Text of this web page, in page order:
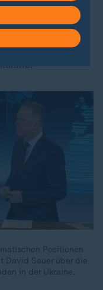
den
Positionen
David Sauer über die
in der Ukraine.